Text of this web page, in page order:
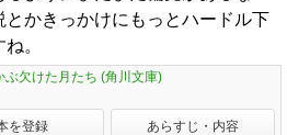
とかきっかけにもっとハードル下
。
ぶ欠けた月たち (角川文庫)
を登録 あらすじ・内容